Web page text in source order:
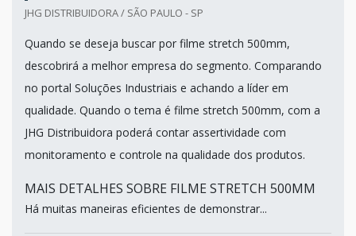
JHG DISTRIBUIDORA / SÃO PAULO - SP
Quando se deseja buscar por filme stretch 500mm,
descobrirá a melhor empresa do segmento. Comparando
no portal Soluções Industriais e achando a líder em
qualidade. Quando o tema é filme stretch 500mm, com a
JHG Distribuidora poderá contar assertividade com
monitoramento e controle na qualidade dos produtos.
MAIS DETALHES SOBRE FILME STRETCH 500MM
Há muitas maneiras eficientes de demonstrar...